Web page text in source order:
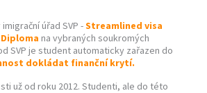
úřad SVP -Streamlined visa
na vybraných soukromých
SVP je student automaticky zařazen do
dokládat finanční krytí.
už od roku 2012. Studenti, ale do této